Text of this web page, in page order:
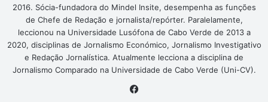
2016. Sócia-fundadora do Mindel Insite, desempenha as funções
de Chefe de Redação e jornalista/repórter. Paralelamente,
leccionou na Universidade Lusófona de Cabo Verde de 2013 a
2020, disciplinas de Jornalismo Económico, Jornalismo Investigativo
e Redação Jornalística. Atualmente lecciona a disciplina de
Jornalismo Comparado na Universidade de Cabo Verde (Uni-CV).